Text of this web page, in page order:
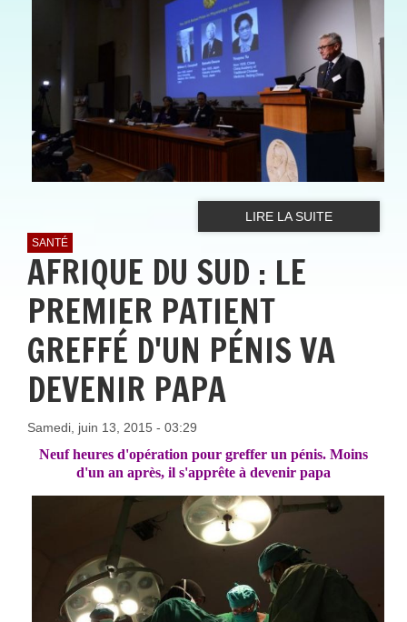
LIRE LA SUITE
SANTÉ
AFRIQUE DU SUD : LE
PREMIER PATIENT
GREFFÉ D'UN PÉNIS VA
DEVENIR PAPA
Samedi, juin 13, 2015 - 03:29
Neuf heures d'opération pour greffer un pénis. Moins
d'un an après, il s'apprête à devenir papa